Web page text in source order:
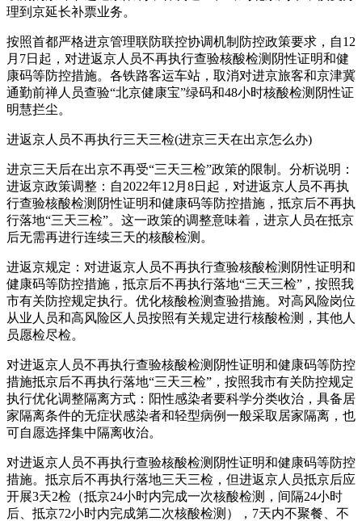
理到京延长补票业务。
按照首都严格进京管理联防联控协调机制防控政策要求，自12
月7日起，对进返京人员不再执行查验核酸检测阴性证明和健
康码等防控措施。各铁路客运车站，取消对进京旅客和京津冀
通勤前禅人员查验“北京健康宝”绿码和48小时核酸检测阴性证
明慧拦尘。
进返京人员不再执行三天三检(进京三天在出京怎么办)
进京三天后在出京不再受“三天三检”政策的限制。分析说明：
进返京政策调整：自2022年12月8日起，对进返京人员不再执
行查验核酸检测阴性证明和健康码等防控措施，抵京后不再执
行落地“三天三检”。这一政策的调整意味着，进京人员在抵京
后无需再进行连续三天的核酸检测。
进返京规定：对进返京人员不再执行查验核酸检测阴性证明和
健康码等防控措施，抵京后不再执行落地“三天三检”，按照我
市有关防控规定执行。优化核酸检测查验措施。对高风险岗位
从业人员和高风险区人员按照有关规定进行核酸检测，其他人
员愿检尽检。
对进返京人员不再执行查验核酸检测阴性证明和健康码等防控
措施抵京后不再执行落地“三天三检”，按照我市有关防控规定
执行优化调整隔离方式：阳性感染者要科学分类收治，具备居
家隔离条件的无症状感染者和轻型病例一般采取居家隔离，也
可自愿选择集中隔离收治。
对进返京人员不再执行查验核酸检测阴性证明和健康码等防控
措施。抵京后不再执行落地三天三检，但进返京人员抵京后应
开展3天2检（抵京24小时内完成一次核酸检测，间隔24小时
后、抵京72小时内完成第二次核酸检测），7天内不聚餐、不